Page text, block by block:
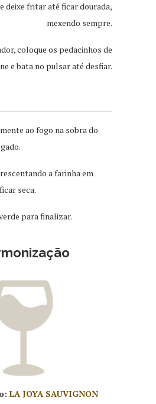
deixe fritar até ficar dourada,
mexendo sempre.
coloque os pedacinhos de
e bata no pulsar até desfiar.
ao fogo na sobra do
a farinha em
seca.
para finalizar.
LA JOYA SAUVIGNON